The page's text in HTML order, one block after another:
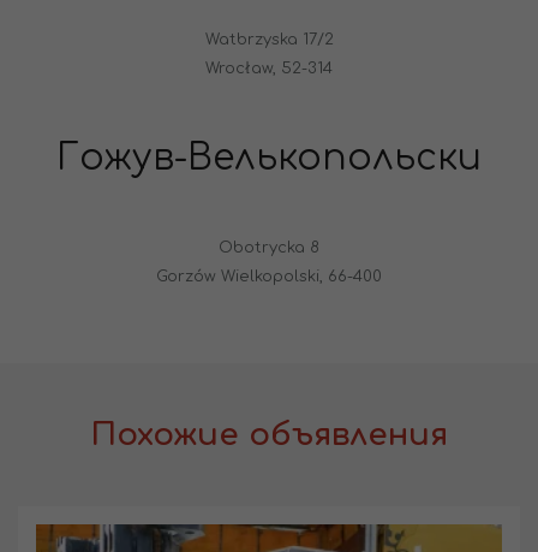
Watbrzyska 17/2
Wrocław, 52-314
Гожув-Велькопольски
Obotrycka 8
Gorzów Wielkopolski, 66-400
Похожие объявления